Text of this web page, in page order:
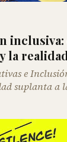
la realidad
e
suplanta a